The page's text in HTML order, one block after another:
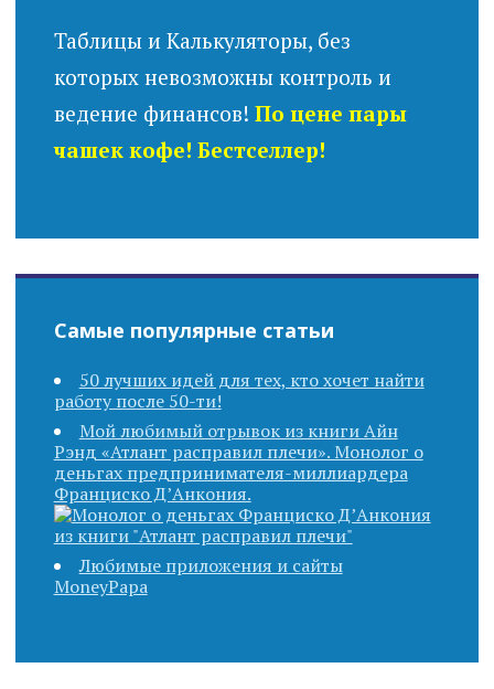
Таблицы и Калькуляторы, без
которых невозможны контроль и
ведение финансов! По цене пары
чашек кофе! Бестселлер!
Самые популярные статьи
50 лучших идей для тех, кто хочет найти
работу после 50-ти!
Мой любимый отрывок из книги Айн
Рэнд «Атлант расправил плечи». Монолог о
деньгах предпринимателя-миллиардера
Франциско Д’Анкония.
Любимые приложения и сайты
MoneyPapa